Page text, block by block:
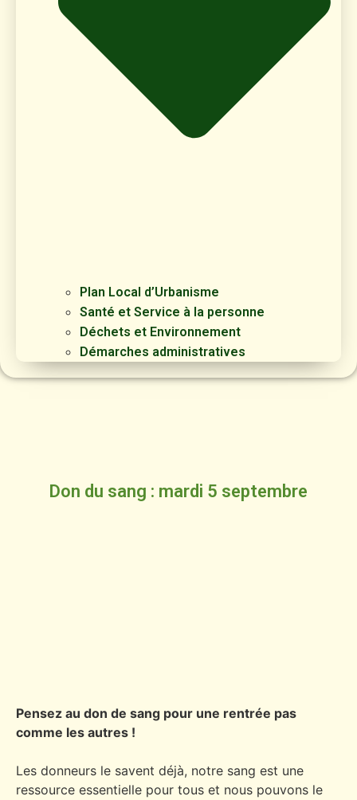
Plan Local d’Urbanisme
Santé et Service à la personne
Déchets et Environnement
Démarches administratives
Don du sang : mardi 5 septembre
Pensez au don de sang pour une rentrée pas
comme les autres !
Les donneurs le savent déjà, notre sang est une
ressource essentielle pour tous et nous pouvons le